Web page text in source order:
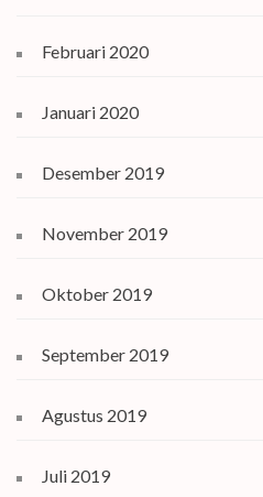
Februari 2020
Januari 2020
Desember 2019
November 2019
Oktober 2019
September 2019
Agustus 2019
Juli 2019